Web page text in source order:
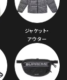
ジャケット・
アウター